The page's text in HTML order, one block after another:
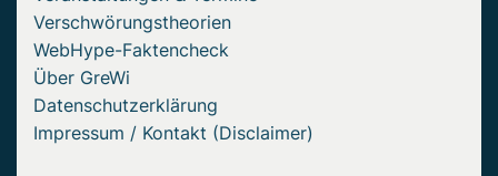
Verschwörungstheorien
WebHype-Faktencheck
Über GreWi
Datenschutzerklärung
Impressum / Kontakt (Disclaimer)